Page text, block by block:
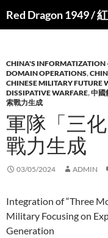
Red Dragon 1949 /
CHINA'S INFORMATIZATION
DOMAIN OPERATIONS,
CHINESE MILITARY FUTURE
DISSIPATIVE WARFARE,中國
索戰力生成
軍隊「三
戰力生成
03/05/2024 ADMIN
Integration of “Three
Military Focusing on
Generation